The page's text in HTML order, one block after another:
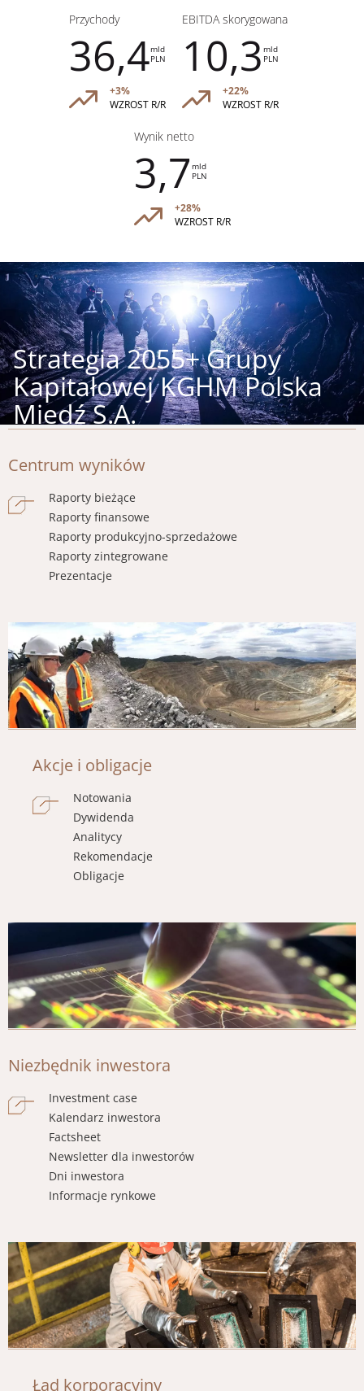
Przychody
36,4mld
PLN
+3%
WZROST R/R
EBITDA skorygowana
10,3 mld
PLN
+22%
WZROST R/R
Wynik netto
3,7 mld
PLN
+28%
WZROST R/R
Obraz
Strategia 2055+ Grupy
Kapitałowej KGHM Polska
Miedź S.A.
Centrum wyników
Raporty bieżące
Raporty finansowe
Raporty produkcyjno-sprzedażowe
Raporty zintegrowane
Prezentacje
Obraz
Obraz
Akcje i obligacje
Notowania
Dywidenda
Analitycy
Rekomendacje
Obligacje
Niezbędnik inwestora
Investment case
Kalendarz inwestora
Factsheet
Newsletter dla inwestorów
Dni inwestora
Informacje rynkowe
Obraz
Ład korporacyjny